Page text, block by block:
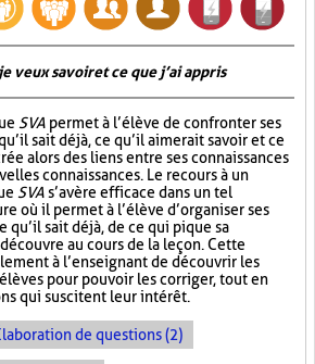
veux savoir et ce que j’ai appris
SVA permet à l’élève de confronter ses
sait déjà, ce qu’il aimerait savoir et ce
alors des liens entre ses connaissances
connaissances. Le recours à un
SVA s’avère efficace dans un tel
où il permet à l’élève d’organiser ses
qu’il sait déjà, de ce qui pique sa
au cours de la leçon. Cette
à l’enseignant de découvrir les
pour pouvoir les corriger, tout en
qui suscitent leur intérêt.
de questions (2)